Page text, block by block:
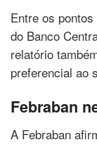
Entre os
do Banco
relatório
preferencial ao
Febraban
A Febraban